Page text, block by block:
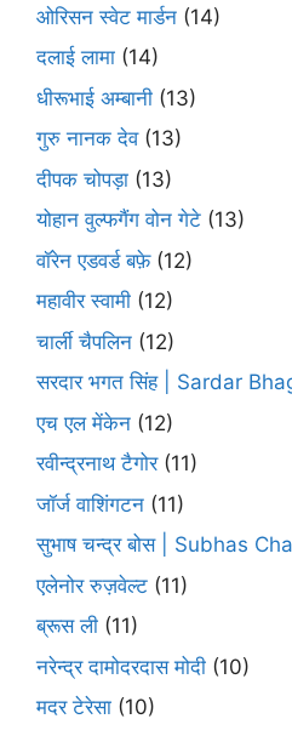
ओरिसन स्‍वेट मार्डन (14)
दलाई लामा (14)
धीरूभाई अम्बानी (13)
गुरु नानक देव(13)
दीपक चोपड़ा (13)
योहान वुल्फगैंग वोन गेटे (13)
वॉरेन एडवर्ड बफ़े(12)
महावीर स्वामी (12)
चार्ली चैपलिन (12)
सरदार भगत सिंह | Sardar
एच एल मेंकेन (12)
रवीन्द्रनाथ टैगोर(11)
जॉर्ज वाशिंगटन (11)
सुभाष चन्द्र बोस | Subhas
एलेनोर रुज़वेल्ट (11)
ब्रूस ली (11)
नरेन्द्र दामोदरदास मोदी (10)
मदर टेरेसा (10)